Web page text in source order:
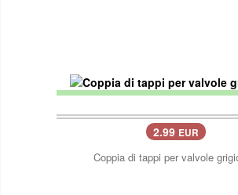
2.99 EUR
Coppia di tappi per valvole